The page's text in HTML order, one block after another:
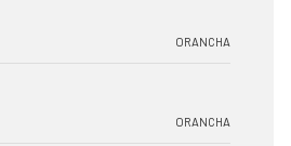
ORANCHA
ORANCHA